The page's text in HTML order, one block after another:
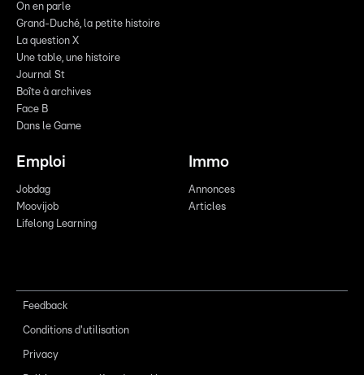
On en parle
Grand-Duché, la petite histoire
La question X
Une table, une histoire
Journal St
Boîte à archives
Face B
Dans le Game
Emploi
Jobdag
Moovijob
Lifelong Learning
Immo
Annonces
Articles
Feedback
Conditions d'utilisation
Privacy